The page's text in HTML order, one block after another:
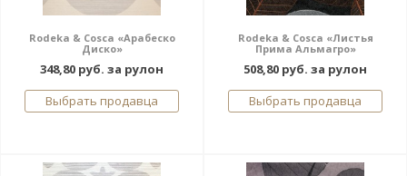
Rodeka & Cosca «Арабеско
Диско»
348,80 руб. за рулон
Выбрать продавца
Rodeka & Cosca «Листья
Прима Альмагро»
508,80 руб. за рулон
Выбрать продавца